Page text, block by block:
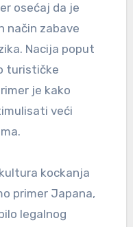
osećaj da je
način zabave
Nacija poput
turističke
je kako
veći
kockanja
primer Japana,
legalnog